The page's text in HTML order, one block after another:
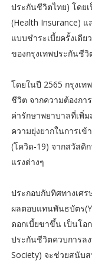
ประกันชีวิตไทย) โดย
(Health Insurance)
แบบชำระเบี้ยครั้งเดี
ของกรุงเทพประกันชี
โดยในปี 2565 กรุงเ
ชีวิต จากความต้องก
ค่ารักษาพยาบาลที่เพิ่
ความยุ่งยากในการเ
(โควิด-19) จากสวัสดิ
แรงต่างๆ
ประกอบกับทิศทางเศ
ผลตอบแทนพันธบัตร
ดอกเบี้ยขาขึ้น เป็นโ
ประกันชีวิตควบการล
Society) จะช่วยสนับ